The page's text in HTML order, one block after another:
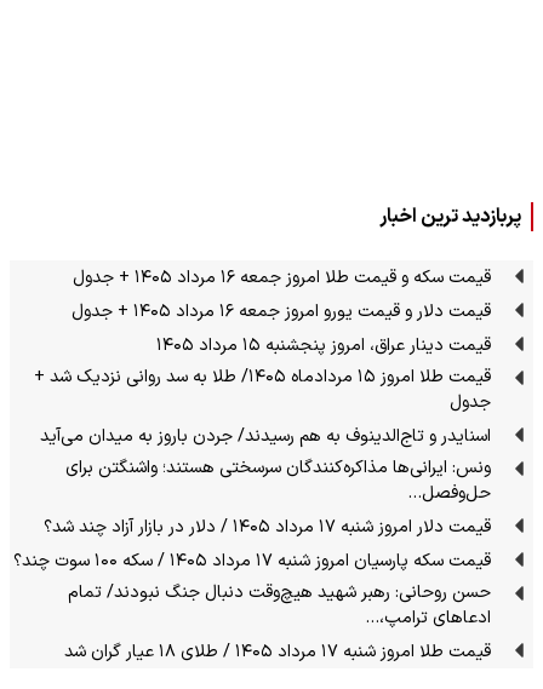
پربازدید ترین اخبار
قیمت سکه و قیمت طلا امروز جمعه ۱۶ مرداد ۱۴۰۵ + جدول
قیمت دلار و قیمت یورو امروز جمعه ۱۶ مرداد ۱۴۰۵ + جدول
قیمت دینار عراق، امروز پنجشنبه ۱۵ مرداد ۱۴۰۵
قیمت طلا امروز ۱۵ مردادماه ۱۴۰۵/ طلا به سد روانی نزدیک شد +
جدول
اسنایدر و تاج‌الدینوف به هم رسیدند/ جردن باروز به میدان می‌آید
ونس: ایرانی‌ها مذاکره‌کنندگان سرسختی هستند؛ واشنگتن برای
حل‌وفصل…
قیمت دلار امروز شنبه ۱۷ مرداد ۱۴۰۵ / دلار در بازار آزاد چند شد؟
قیمت سکه پارسیان امروز شنبه ۱۷ مرداد ۱۴۰۵ / سکه ۱۰۰ سوت چند؟
حسن روحانی: رهبر شهید هیچ‌وقت دنبال جنگ نبودند/ تمام
ادعاهای ترامپ،…
قیمت طلا امروز شنبه ۱۷ مرداد ۱۴۰۵ / طلای ۱۸ عیار گران شد